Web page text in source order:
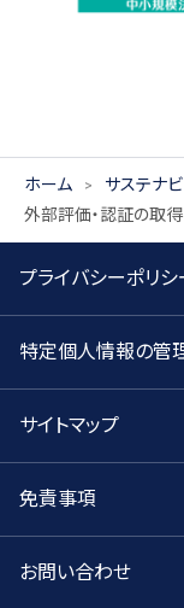
ホーム サステナビ
外部評価・認証の取得
プライバシーポリシ
特定個人情報の管
サイトマップ
免責事項
お問い合わせ